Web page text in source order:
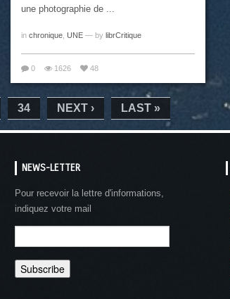
une photographie de ...
in chronique, UNE — by librCritique
0 1626 48
34 NEXT › LAST »
NEWS-LETTER
Pour recevoir la lettre d'informations,
indiquez votre mail